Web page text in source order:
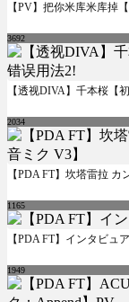
【PV】把你米库米库掉
3692
【透视DIVA】千本桜【
2034
【PDA FT】坎塔雷拉
1165
【PDA FT】インタビュ
1949